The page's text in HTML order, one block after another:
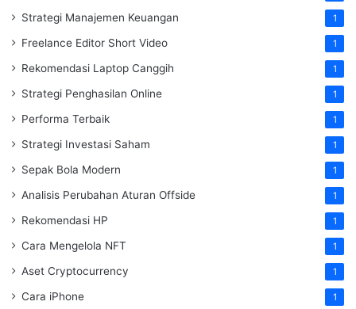
Strategi Manajemen Keuangan 1
Freelance Editor Short Video 1
Rekomendasi Laptop Canggih 1
Strategi Penghasilan Online 1
Performa Terbaik 1
Strategi Investasi Saham 1
Sepak Bola Modern 1
Analisis Perubahan Aturan Offside 1
Rekomendasi HP 1
Cara Mengelola NFT 1
Aset Cryptocurrency 1
Cara iPhone 1